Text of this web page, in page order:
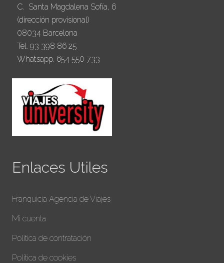
C. Santa Magdalena Sofía, 6
(dirección provisional)
08034 Barcelona
Tel. 93 398 86 25
Whatsapp. 654 550 733
Enlaces Utiles
Franquicia Agencia de Viajes
Mi cuenta
Política de contratación
Política de cookies